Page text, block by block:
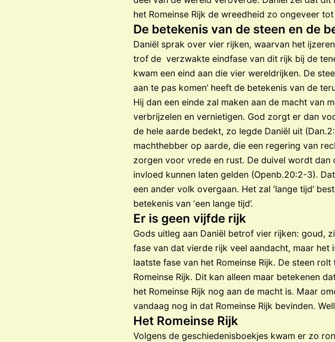
het Romeinse Rijk de wreedheid zo ongeveer
De betekenis van de steen en de
Daniël sprak over vier rijken, waarvan het
trof de verzwakte eindfase van dit rijk bij de
kwam een eind aan die vier wereldrijken. De
aan te pas komen’ heeft de betekenis van de
Hij dan een einde zal maken aan de macht van
verbrijzelen en vernietigen. God zorgt er dan
de hele aarde bedekt, zo legde Daniël uit
machthebber op aarde, die een regering van
zorgen voor vrede en rust. De duivel wordt dan
invloed kunnen laten gelden (Openb.20:2-3).
een ander volk overgaan. Het zal ‘lange tijd’
betekenis van ‘een lange tijd’.
Er is geen vijfde rijk
Gods uitleg aan Daniël betrof vier rijken: goud,
fase van dat vierde rijk veel aandacht, maar
laatste fase van het Romeinse Rijk. De steen
Romeinse Rijk. Dit kan alleen maar betekenen
het Romeinse Rijk nog aan de macht is. Maar
vandaag nog in dat Romeinse Rijk bevinden.
Het Romeinse Rijk
Volgens de geschiedenisboekjes kwam er zo